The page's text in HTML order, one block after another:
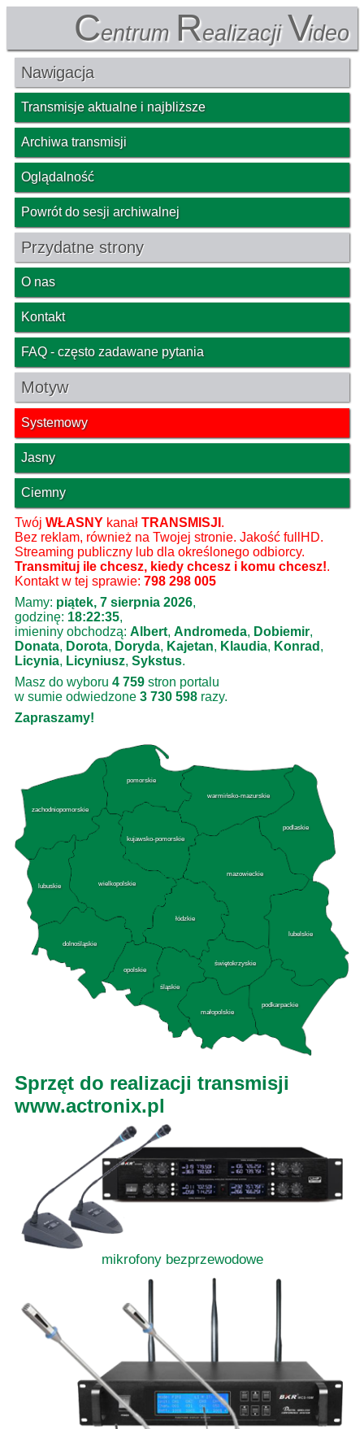
Centrum Realizacji Video
Nawigacja
Transmisje aktualne i najbliższe
Archiwa transmisji
Oglądalność
Powrót do sesji archiwalnej
Przydatne strony
O nas
Kontakt
FAQ - często zadawane pytania
Motyw
Systemowy
Jasny
Ciemny
Twój WŁASNY kanał TRANSMISJI .
Bez reklam, również na Twojej stronie. Jakość fullHD.
Streaming publiczny lub dla określonego odbiorcy.
Transmituj ile chcesz, kiedy chcesz i komu chcesz!.
Kontakt w tej sprawie: 798 298 005
Mamy: piątek, 7 sierpnia 2026,
godzinę: 18:22:35,
imieniny obchodzą: Albert, Andromeda, Dobiemir,
Donata, Dorota, Doryda, Kajetan, Klaudia, Konrad ,
Licynia, Licyniusz, Sykstus.
Masz do wyboru 4 759 stron portalu
w sumie odwiedzone 3 730 598 razy.
Zapraszamy!
zachodniopomorskie
pomorskie
warmińsko-mazurskie
lubuskie wielkopolskie
kujawsko-pomorskie
mazowieckie
podlaskie
dolnośląskie
łódzkie
lubelskie
opolskie
śląskie
świętokrzyskie
małopolskie
podkarpackie
Sprzęt do realizacji transmisji
www.actronix.pl
mikrofony bezprzewodowe